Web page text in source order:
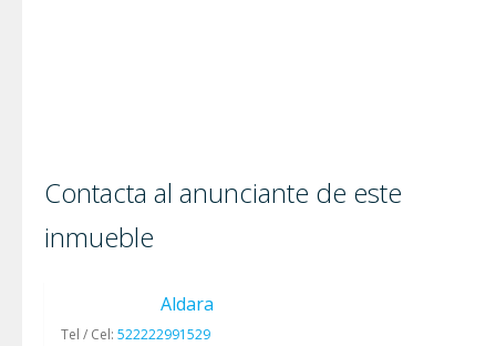
Contacta al anunciante de este
inmueble
Aldara
Tel / Cel: 522222991529